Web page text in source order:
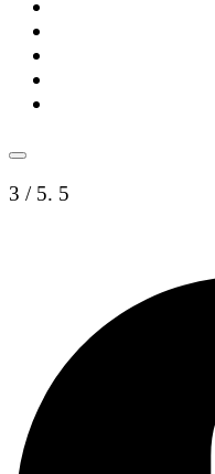
3 / 5. 5